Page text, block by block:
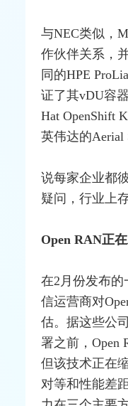
与NEC类似，
作伙伴关系，
同的HPE
证了其vDU容
Hat OpenShift
英伟达的Aerial
说每家企业都
疑问，行业上
Open RAN正
在2月份发布
信运营商对
估。据这些公
署之前，Open
但该技术正在
对等和性能差